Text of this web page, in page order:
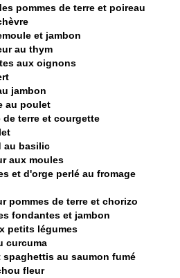
pommes de terre et poireau
et jambon
au thym
aux oignons
jambon
au poulet
de terre et courgette
au basilic
aux moules
et d'orge perlé au fromage
pommes de terre et chorizo
fondantes et jambon
petits légumes
curcuma
au saumon fumé
fleur